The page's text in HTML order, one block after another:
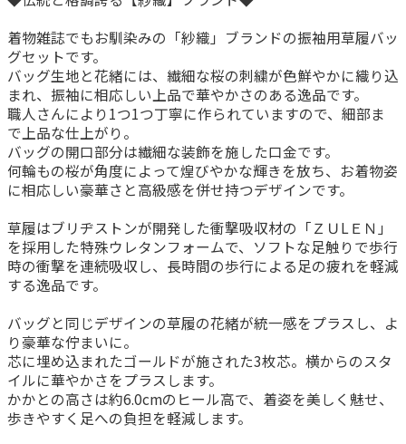
着物雑誌でもお馴染みの「紗織」ブランドの振袖用草履バッ
グセットです。
バッグ生地と花緒には、繊細な桜の刺繍が色鮮やかに織り込
まれ、振袖に相応しい上品で華やかさのある逸品です。
職人さんにより1つ1つ丁寧に作られていますので、細部ま
で上品な仕上がり。
バッグの開口部分は繊細な装飾を施した口金です。
何輪もの桜が角度によって煌びやかな輝きを放ち、お着物姿
に相応しい豪華さと高級感を併せ持つデザインです。
草履はブリヂストンが開発した衝撃吸収材の「ＺＵLＥＮ」
を採用した特殊ウレタンフォームで、ソフトな足触りで歩行
時の衝撃を連続吸収し、長時間の歩行による足の疲れを軽減
する逸品です。
バッグと同じデザインの草履の花緒が統一感をプラスし、よ
り豪華な佇まいに。
芯に埋め込まれたゴールドが施された3枚芯。横からのスタ
イルに華やかさをプラスします。
かかとの高さは約6.0cmのヒール高で、着姿を美しく魅せ、
歩きやすく足への負担を軽減します。